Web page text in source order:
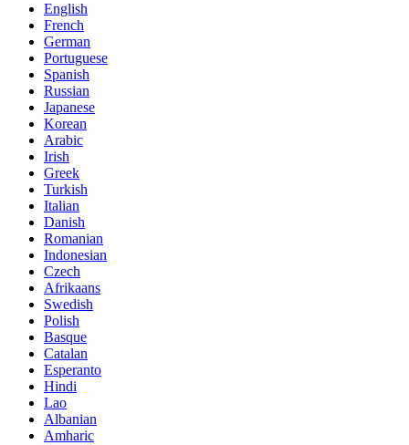
English
French
German
Portuguese
Spanish
Russian
Japanese
Korean
Arabic
Irish
Greek
Turkish
Italian
Danish
Romanian
Indonesian
Czech
Afrikaans
Swedish
Polish
Basque
Catalan
Esperanto
Hindi
Lao
Albanian
Amharic